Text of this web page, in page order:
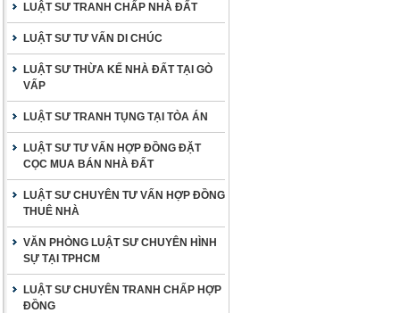
LUẬT SƯ TRANH CHẤP NHÀ ĐẤT
LUẬT SƯ TƯ VẤN DI CHÚC
LUẬT SƯ THỪA KẾ NHÀ ĐẤT TẠI GÒ
VẤP
LUẬT SƯ TRANH TỤNG TẠI TÒA ÁN
LUẬT SƯ TƯ VẤN HỢP ĐỒNG ĐẶT
CỌC MUA BÁN NHÀ ĐẤT
LUẬT SƯ CHUYÊN TƯ VẤN HỢP ĐỒNG
THUÊ NHÀ
VĂN PHÒNG LUẬT SƯ CHUYÊN HÌNH
SỰ TẠI TPHCM
LUẬT SƯ CHUYÊN TRANH CHẤP HỢP
ĐỒNG